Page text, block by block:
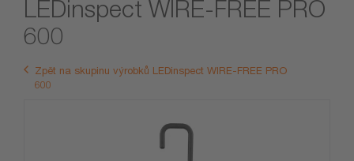
LEDinspect WIRE-FREE PRO
600
Zpět na skupinu výrobků LEDinspect WIRE-FREE PRO
600